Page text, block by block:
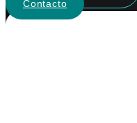
Contacto